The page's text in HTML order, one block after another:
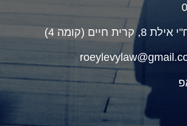
8, קרית חיים (קומה 4)